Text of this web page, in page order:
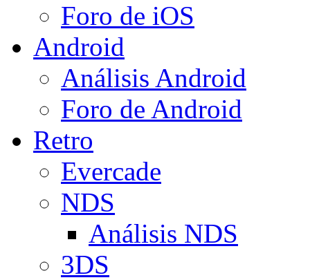
Foro de iOS
Android
Análisis Android
Foro de Android
Retro
Evercade
NDS
Análisis NDS
3DS